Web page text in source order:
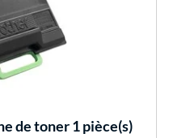
de toner 1 pièce(s)